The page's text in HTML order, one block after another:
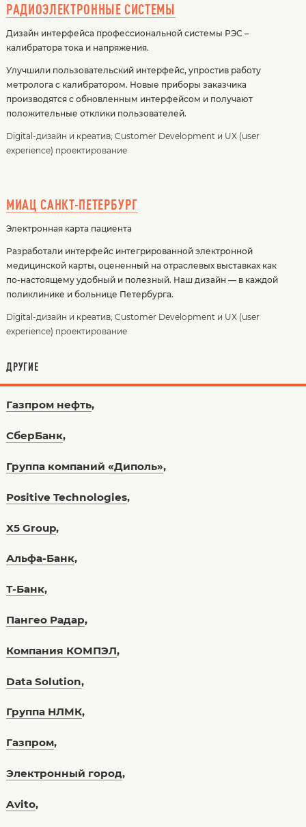
РАДИОЭЛЕКТРОННЫЕ СИСТЕМЫ
Дизайн интерфейса профессиональной системы РЭС –
калибратора тока и напряжения.
Улучшили пользовательский интерфейс, упростив работу
метролога с калибратором. Новые приборы заказчика
производятся с обновленным интерфейсом и получают
положительные отклики пользователей.
Digital-дизайн и креатив; Customer Development и UX (user
experience) проектирование
МИАЦ САНКТ-ПЕТЕРБУРГ
Электронная карта пациента
Разработали интерфейс интегрированной электронной
медицинской карты, оцененный на отраслевых выставках как
по-настоящему удобный и полезный. Наш дизайн — в каждой
поликлинике и больнице Петербурга.
Digital-дизайн и креатив; Customer Development и UX (user
experience) проектирование
ДРУГИЕ
Газпром нефть,
СберБанк,
Группа компаний «Диполь»,
Positive Technologies,
X5 Group,
Альфа-Банк,
Т-Банк,
Пангео Радар,
Компания КОМПЭЛ,
Data Solution,
Группа НЛМК,
Газпром,
Электронный город,
Avito,